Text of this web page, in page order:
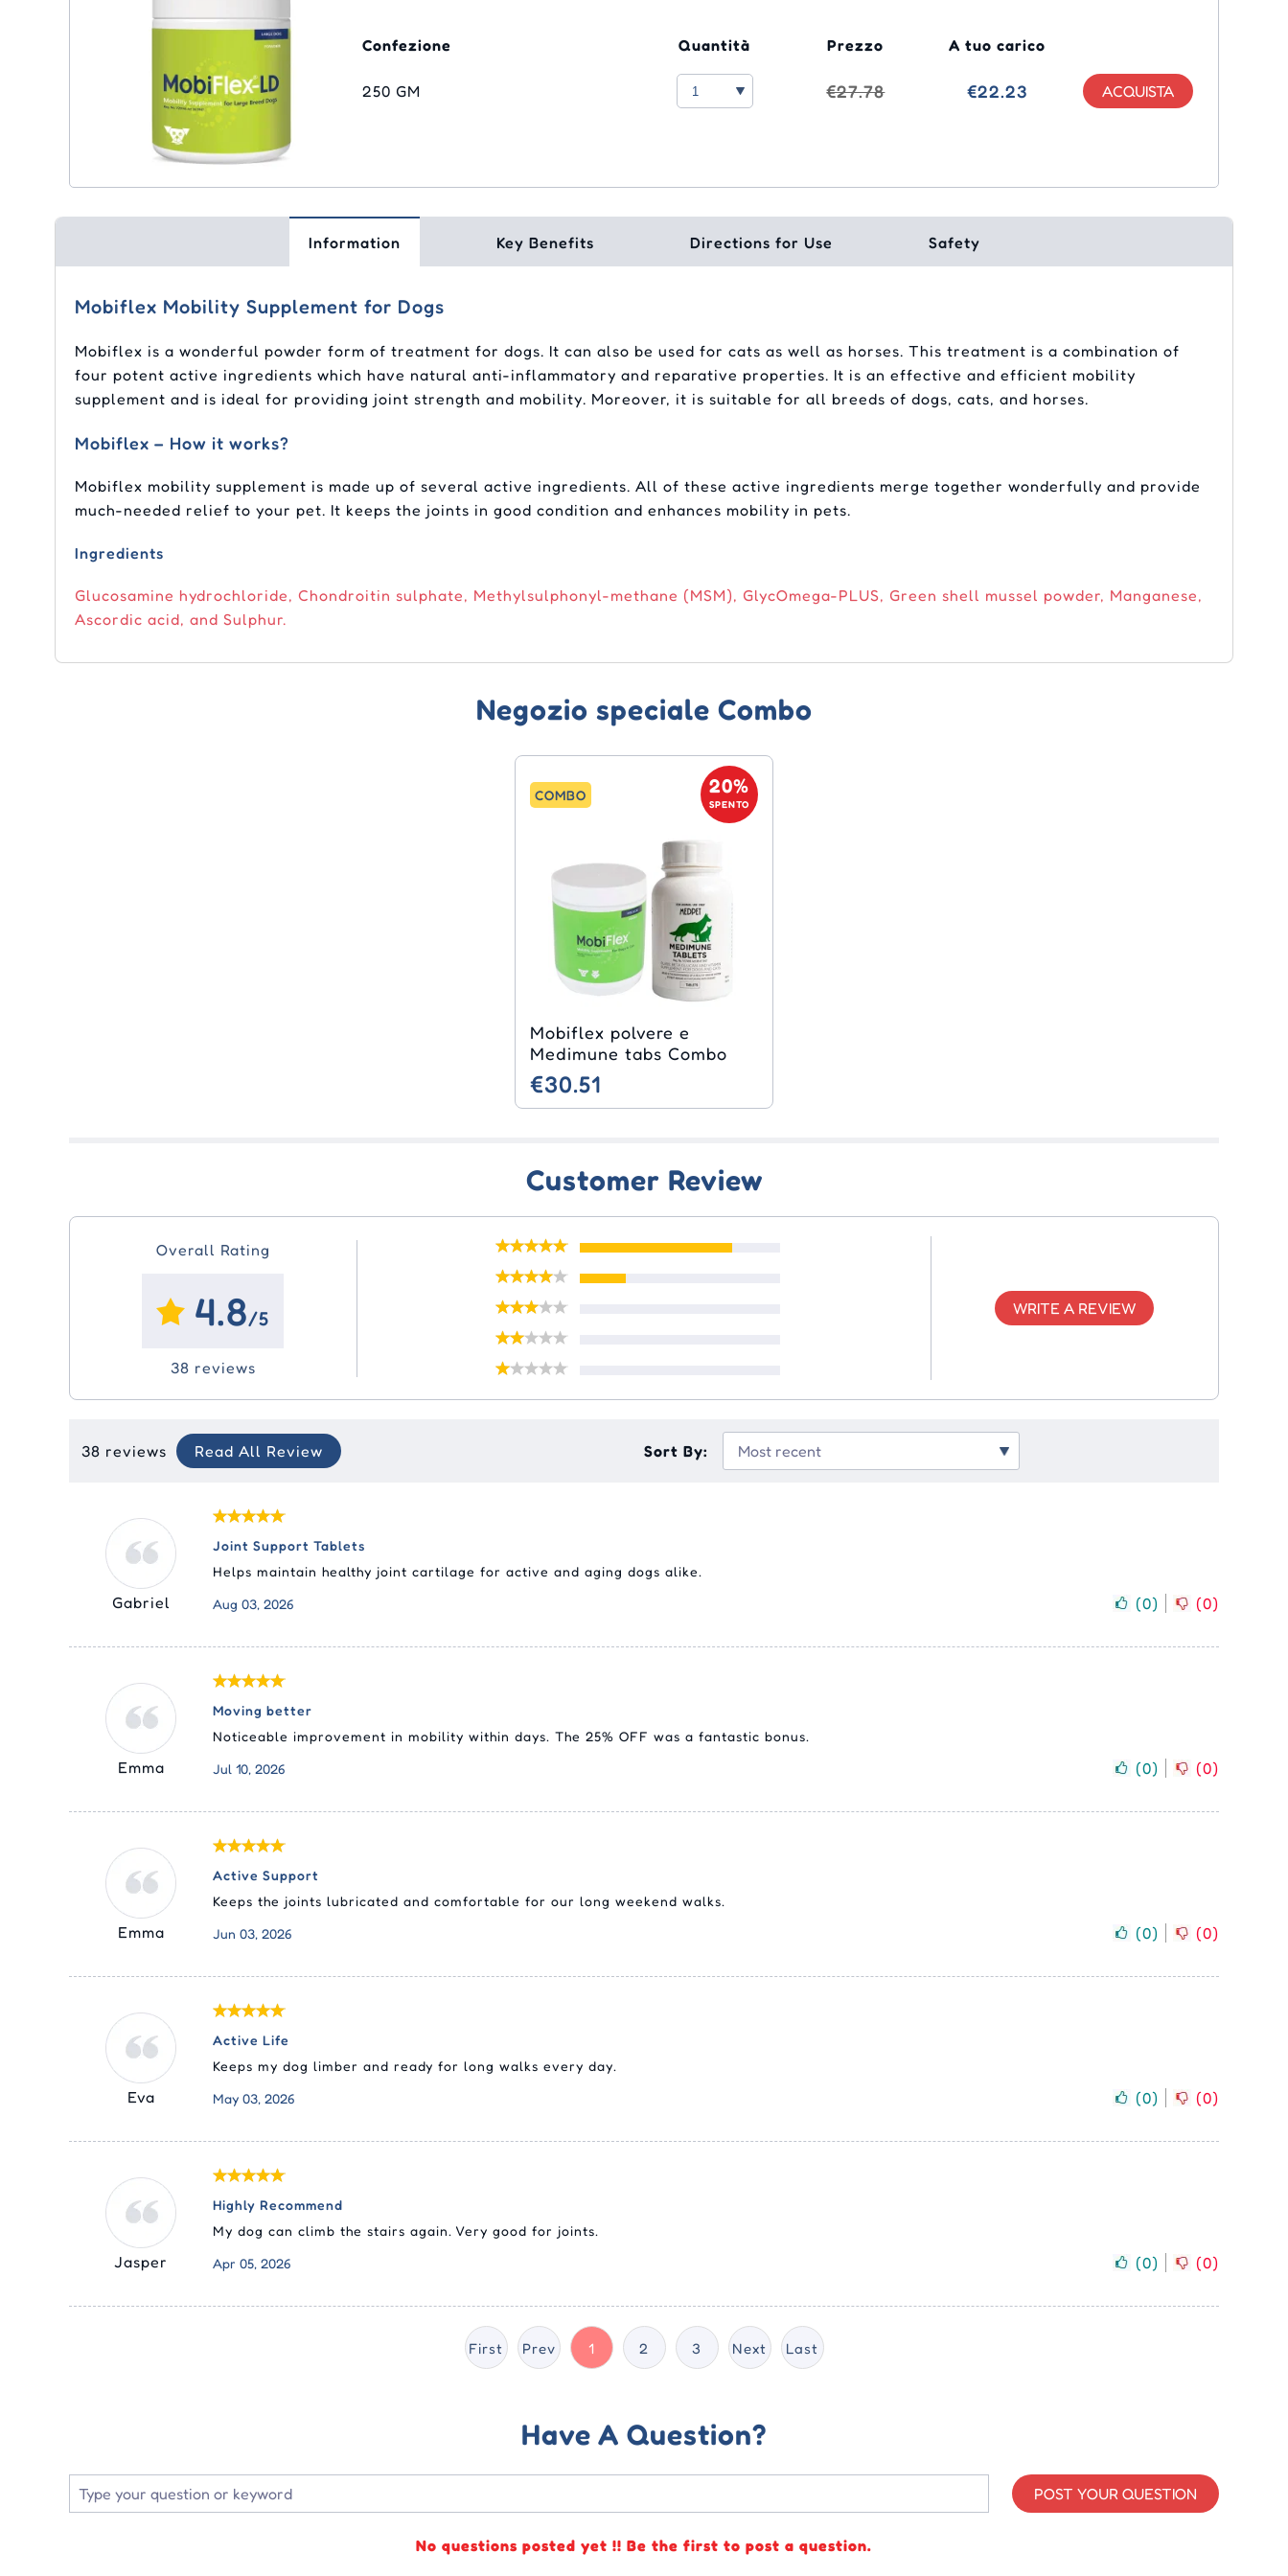
Confezione Quantità Prezzo A tuo carico
250 GM €27.78 €22.23
Information Key Benefits Directions for Use Safety
Mobiflex Mobility Supplement for Dogs
Mobiflex is a wonderful powder form of treatment for dogs. It can also be used for cats as well as horses. This treatment is a combination of
four potent active ingredients which have natural anti-inflammatory and reparative properties. It is an effective and efficient mobility
supplement and is ideal for providing joint strength and mobility. Moreover, it is suitable for all breeds of dogs, cats, and horses.
Mobiflex – How it works?
Mobiflex mobility supplement is made up of several active ingredients. All of these active ingredients merge together wonderfully and provide
much-needed relief to your pet. It keeps the joints in good condition and enhances mobility in pets.
Ingredients
Glucosamine hydrochloride, Chondroitin sulphate, Methylsulphonyl-methane (MSM), GlycOmega-PLUS, Green shell mussel powder, Manganese,
Ascordic acid, and Sulphur.
Negozio speciale Combo
COMBO 20%
SPENTO
Mobiflex polvere e
Medimune tabs Combo
€30.51
Customer Review
Overall Rating
4.8/5
38 reviews
WRITE A REVIEW
38 reviews Read All Review Sort By:
Gabriel
Joint Support Tablets
Helps maintain healthy joint cartilage for active and aging dogs alike.
Aug 03, 2026
(0) (0)
Emma
Moving better
Noticeable improvement in mobility within days. The 25% OFF was a fantastic bonus.
Jul 10, 2026
(0) (0)
Emma
Active Support
Keeps the joints lubricated and comfortable for our long weekend walks.
Jun 03, 2026
(0) (0)
Eva
Active Life
Keeps my dog limber and ready for long walks every day.
May 03, 2026
(0) (0)
Jasper
Highly Recommend
My dog can climb the stairs again. Very good for joints.
Apr 05, 2026
(0) (0)
First Prev 1 2 3 Next Last
Have A Question?
POST YOUR QUESTION
No questions posted yet !! Be the first to post a question.